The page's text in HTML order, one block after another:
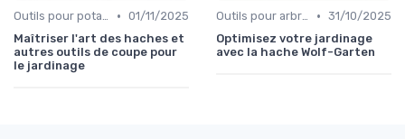
Outils pour potagers • 01/11/2025
Maîtriser l'art des haches et
autres outils de coupe pour
le jardinage
Outils pour arbres et arbustes • 31/10/2025
Optimisez votre jardinage
avec la hache Wolf-Garten